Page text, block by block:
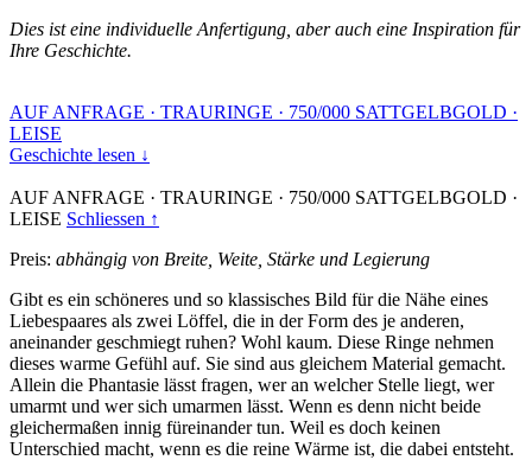
Dies ist eine individuelle Anfertigung, aber auch eine Inspiration für
Ihre Geschichte.
AUF ANFRAGE · TRAURINGE · 750/000 SATTGELBGOLD ·
LEISE
Geschichte lesen ↓
AUF ANFRAGE · TRAURINGE · 750/000 SATTGELBGOLD ·
LEISE Schliessen ↑
Preis: abhängig von Breite, Weite, Stärke und Legierung
Gibt es ein schöneres und so klassisches Bild für die Nähe eines
Liebespaares als zwei Löffel, die in der Form des je anderen,
aneinander geschmiegt ruhen? Wohl kaum. Diese Ringe nehmen
dieses warme Gefühl auf. Sie sind aus gleichem Material gemacht.
Allein die Phantasie lässt fragen, wer an welcher Stelle liegt, wer
umarmt und wer sich umarmen lässt. Wenn es denn nicht beide
gleichermaßen innig füreinander tun. Weil es doch keinen
Unterschied macht, wenn es die reine Wärme ist, die dabei entsteht.